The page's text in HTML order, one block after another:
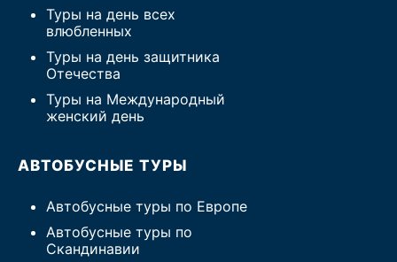
Туры на день всех
влюбленных
Туры на день защитника
Отечества
Туры на Международный
женский день
АВТОБУСНЫЕ ТУРЫ
Автобусные туры по Европе
Автобусные туры по
Скандинавии